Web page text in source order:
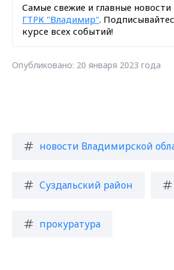
Самые свежие и главные новости
ГТРК "Владимир".
курсе всех событий!
Опубликовано: 20 января 2023 года
новости Владимирской
Суздальский район
прокуратура